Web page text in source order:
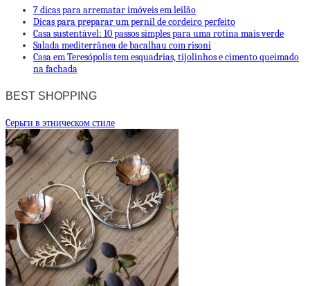
7 dicas para arrematar imóveis em leilão
Dicas para preparar um pernil de cordeiro perfeito
Casa sustentável: 10 passos simples para uma rotina mais verde
Salada mediterrânea de bacalhau com risoni
Casa em Teresópolis tem esquadrias, tijolinhos e cimento queimado
na fachada
BEST SHOPPING
Cерьги в этническом стиле